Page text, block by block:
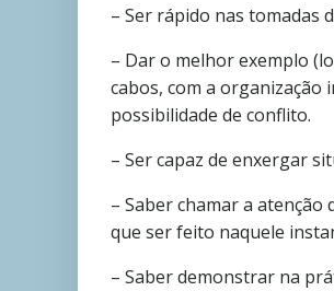
– Ser rápido nas tomadas
– Dar o melhor exemplo
cabos, com a organização
possibilidade de conflito.
– Ser capaz de enxergar
– Saber chamar a
que ser feito naquele
– Saber demonstrar na